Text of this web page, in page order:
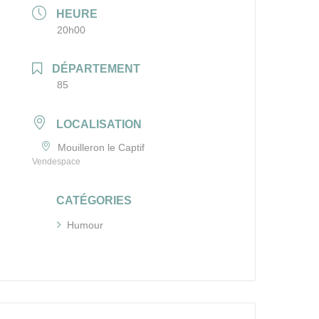
HEURE
20h00
DÉPARTEMENT
85
LOCALISATION
Mouilleron le Captif
Vendespace
CATÉGORIES
Humour